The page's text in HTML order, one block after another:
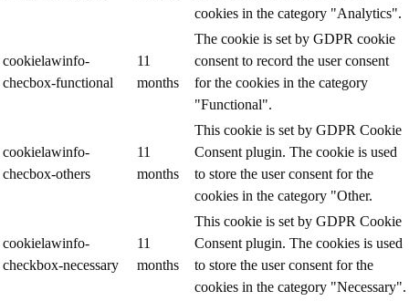
cookies in the category "Analytics".
cookielawinfo-
checbox-functional
11
months
The cookie is set by GDPR cookie
consent to record the user consent
for the cookies in the category
"Functional".
cookielawinfo-
checbox-others
11
months
This cookie is set by GDPR Cookie
Consent plugin. The cookie is used
to store the user consent for the
cookies in the category "Other.
cookielawinfo-
checkbox-necessary
11
months
This cookie is set by GDPR Cookie
Consent plugin. The cookies is used
to store the user consent for the
cookies in the category "Necessary".